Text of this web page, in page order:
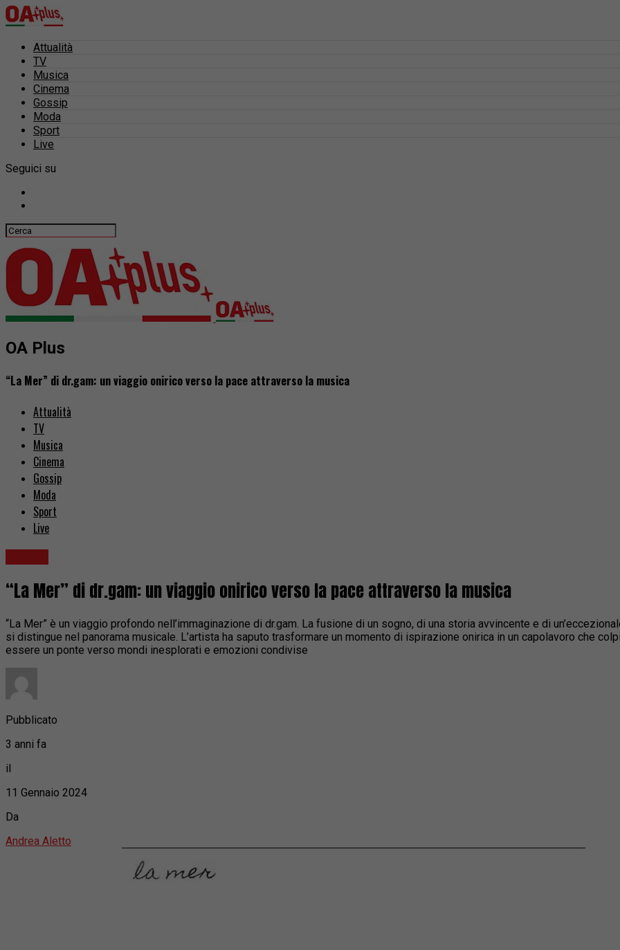
Attualità
TV
Musica
Cinema
Gossip
Moda
Sport
Live
Seguici su
OA Plus
“La Mer” di dr.gam: un viaggio onirico verso la pace attraverso la musica
Attualità
TV
Musica
Cinema
Gossip
Moda
Sport
Live
“La Mer” di dr.gam: un viaggio onirico verso la pace attraverso la musica
“La Mer” è un viaggio profondo nell’immaginazione di dr.gam. La fusione di un sogno, di una storia avvincente e di
si distingue nel panorama musicale. L’artista ha saputo trasformare un momento di ispirazione onirica in un capolavoro che
essere un ponte verso mondi inesplorati e emozioni condivise
Pubblicato
3 anni fa
il
11 Gennaio 2024
Da
Andrea Aletto